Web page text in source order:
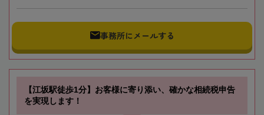
事務所にメールする
【江坂駅徒歩1分】お客様に寄り添い、確かな相続税申告
を実現します！